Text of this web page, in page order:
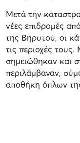
Μετά την
νέες επιδρομές
της Βηρυτού, οι
τις περιοχές
σημειώθηκαν και
περιλάμβαναν,
αποθήκη όπλων